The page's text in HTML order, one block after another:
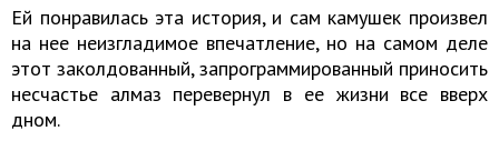
Ей понравилась эта история, и сам камушек произвел
на нее неизгладимое впечатление, но на самом деле
этот заколдованный, запрограммированный приносить
несчастье алмаз перевернул в ее жизни все вверх
дном.